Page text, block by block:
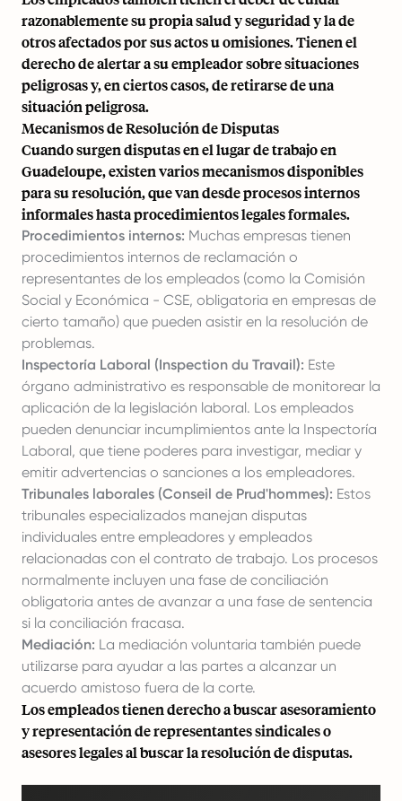
razonablemente su propia salud y seguridad y la de
otros afectados por sus actos u omisiones. Tienen el
derecho de alertar a su empleador sobre situaciones
peligrosas y, en ciertos casos, de retirarse de una
situación peligrosa.
Mecanismos de Resolución de Disputas
Cuando surgen disputas en el lugar de trabajo en
Guadeloupe, existen varios mecanismos disponibles
para su resolución, que van desde procesos internos
informales hasta procedimientos legales formales.
Procedimientos internos: Muchas empresas tienen
procedimientos internos de reclamación o
representantes de los empleados (como la Comisión
Social y Económica - CSE, obligatoria en empresas de
cierto tamaño) que pueden asistir en la resolución de
problemas.
Inspectoría Laboral (Inspection du Travail): Este
órgano administrativo es responsable de monitorear la
aplicación de la legislación laboral. Los empleados
pueden denunciar incumplimientos ante la Inspectoría
Laboral, que tiene poderes para investigar, mediar y
emitir advertencias o sanciones a los empleadores.
Tribunales laborales (Conseil de Prud'hommes): Estos
tribunales especializados manejan disputas
individuales entre empleadores y empleados
relacionadas con el contrato de trabajo. Los procesos
normalmente incluyen una fase de conciliación
obligatoria antes de avanzar a una fase de sentencia
si la conciliación fracasa.
Mediación: La mediación voluntaria también puede
utilizarse para ayudar a las partes a alcanzar un
acuerdo amistoso fuera de la corte.
Los empleados tienen derecho a buscar asesoramiento
y representación de representantes sindicales o
asesores legales al buscar la resolución de disputas.